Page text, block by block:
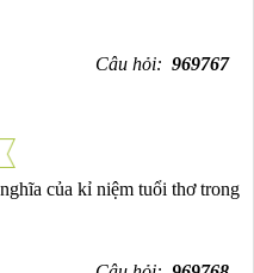
Câu hỏi: 969767
của kỉ niệm tuổi thơ trong